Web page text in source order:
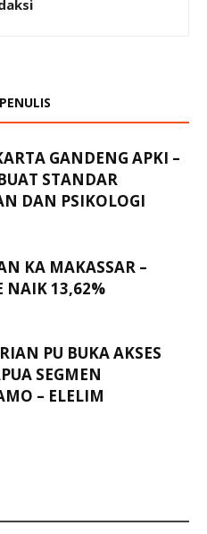
GANDENG APKI –
STANDAR
DAN PSIKOLOGI
KA MAKASSAR –
NAIK 13,62%
PU BUKA AKSES
SEGMEN
– ELELIM